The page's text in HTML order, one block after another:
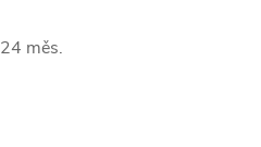
24 měs.